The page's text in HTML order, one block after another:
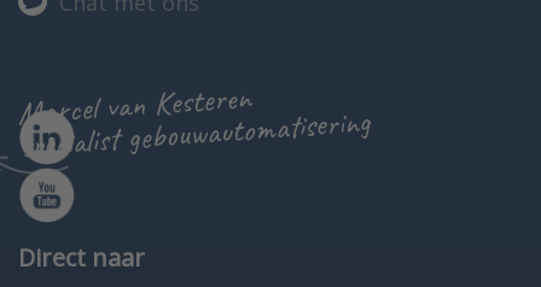
Marcel van Kesteren
specialist gebouwautomatisering
Direct naar